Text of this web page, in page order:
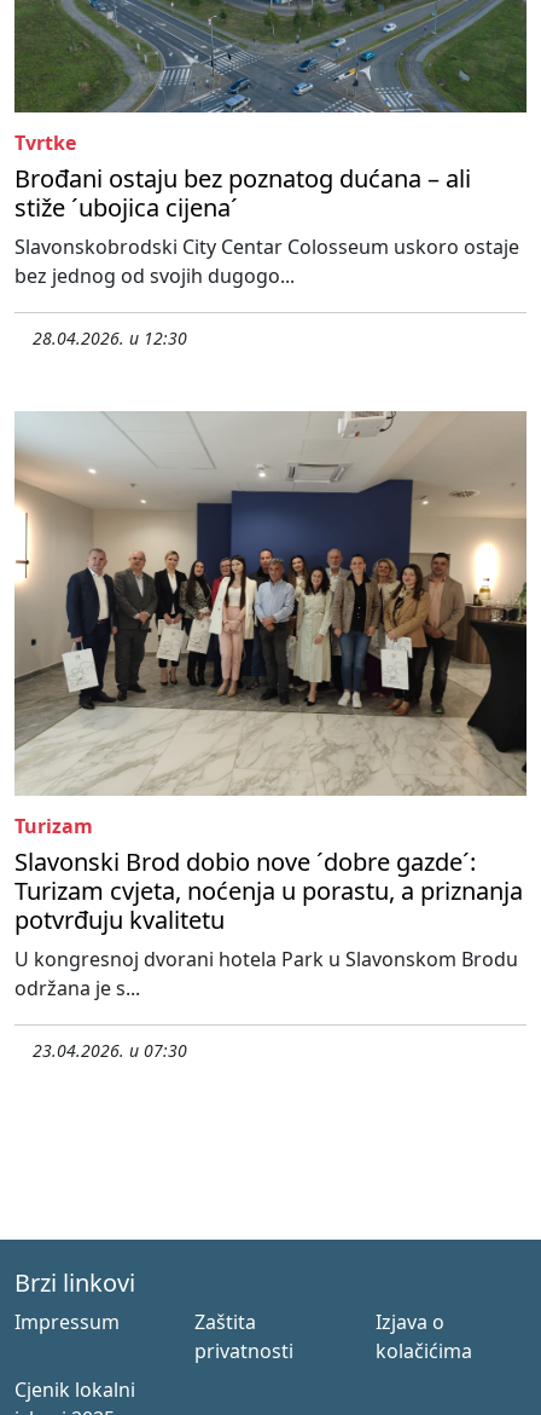
Tvrtke
Brođani ostaju bez poznatog dućana – ali
stiže ´ubojica cijena´
Slavonskobrodski City Centar Colosseum uskoro ostaje
bez jednog od svojih dugogo...
28.04.2026. u 12:30
Turizam
Slavonski Brod dobio nove ´dobre gazde´:
Turizam cvjeta, noćenja u porastu, a priznanja
potvrđuju kvalitetu
U kongresnoj dvorani hotela Park u Slavonskom Brodu
održana je s...
23.04.2026. u 07:30
Brzi linkovi
Impressum
Zaštita
privatnosti
Izjava o
kolačićima
Cjenik lokalni